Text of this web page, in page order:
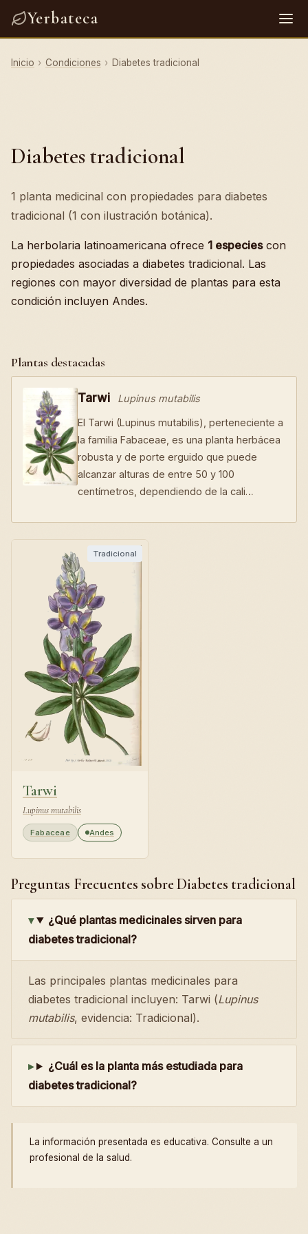
Yerbateca
Inicio › Condiciones › Diabetes tradicional
Diabetes tradicional
1 planta medicinal con propiedades para diabetes
tradicional (1 con ilustración botánica).
La herbolaria latinoamericana ofrece 1 especiescon
propiedades asociadas a diabetes tradicional. Las
regiones con mayor diversidad de plantas para esta
condición incluyen Andes.
Plantas destacadas
Tarwi Lupinus mutabilis
El Tarwi (Lupinus mutabilis), perteneciente a
la familia Fabaceae, es una planta herbácea
robusta y de porte erguido que puede
alcanzar alturas de entre 50 y 100
centímetros, dependiendo de la cali…
Tradicional
Tarwi
Lupinus mutabilis
Fabaceae Andes
Preguntas Frecuentes sobre Diabetes tradicional
¿Qué plantas medicinales sirven para
diabetes tradicional?
Las principales plantas medicinales para
diabetes tradicional incluyen: Tarwi (Lupinus
mutabilis, evidencia: Tradicional).
¿Cuál es la planta más estudiada para
diabetes tradicional?
La información presentada es educativa. Consulte a un
profesional de la salud.